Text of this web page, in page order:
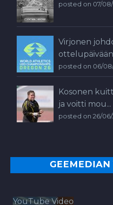
posted on 07/
Virjonen
posted on 06/
Kosonen
ja voitti mou...
posted on 26/
YouTube Video